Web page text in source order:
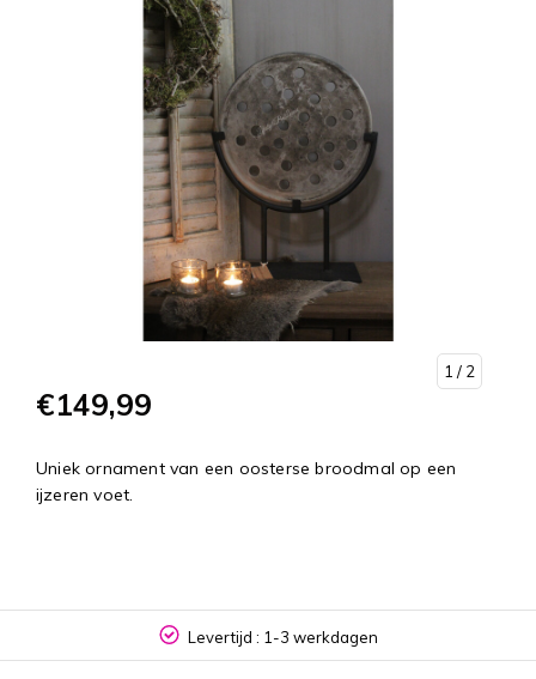
1 / 2
€149,99
Uniek ornament van een oosterse broodmal op een
ijzeren voet.
Levertijd : 1-3 werkdagen